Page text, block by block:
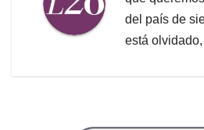
del país de
está